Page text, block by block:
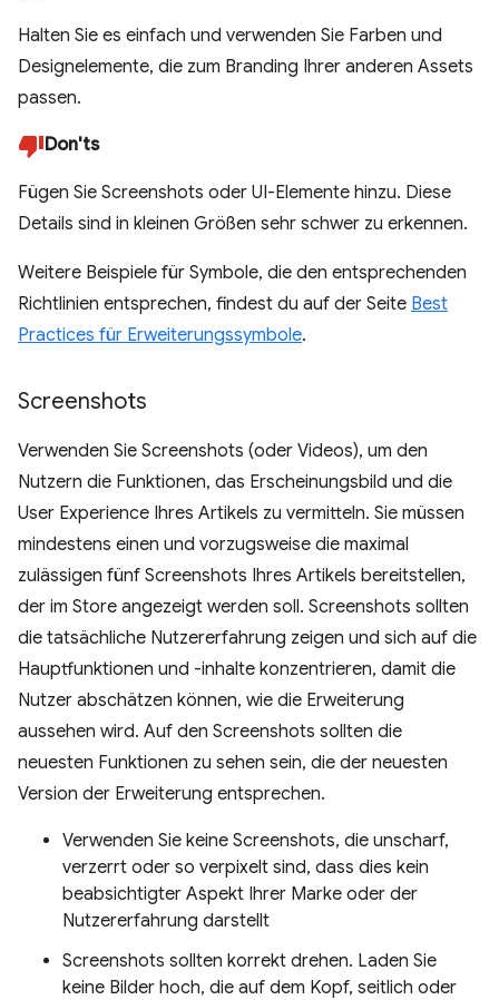
Halten Sie es einfach und verwenden Sie Farben und
Designelemente, die zum Branding Ihrer anderen Assets
passen.
Don'ts
Fügen Sie Screenshots oder UI-Elemente hinzu. Diese
Details sind in kleinen Größen sehr schwer zu erkennen.
Weitere Beispiele für Symbole, die den entsprechenden
Richtlinien entsprechen, findest du auf der Seite Best
Practices für Erweiterungssymbole.
Screenshots
Verwenden Sie Screenshots (oder Videos), um den
Nutzern die Funktionen, das Erscheinungsbild und die
User Experience Ihres Artikels zu vermitteln. Sie müssen
mindestens einen und vorzugsweise die maximal
zulässigen fünf Screenshots Ihres Artikels bereitstellen,
der im Store angezeigt werden soll. Screenshots sollten
die tatsächliche Nutzererfahrung zeigen und sich auf die
Hauptfunktionen und -inhalte konzentrieren, damit die
Nutzer abschätzen können, wie die Erweiterung
aussehen wird. Auf den Screenshots sollten die
neuesten Funktionen zu sehen sein, die der neuesten
Version der Erweiterung entsprechen.
Verwenden Sie keine Screenshots, die unscharf,
verzerrt oder so verpixelt sind, dass dies kein
beabsichtigter Aspekt Ihrer Marke oder der
Nutzererfahrung darstellt
Screenshots sollten korrekt drehen. Laden Sie
keine Bilder hoch, die auf dem Kopf, seitlich oder